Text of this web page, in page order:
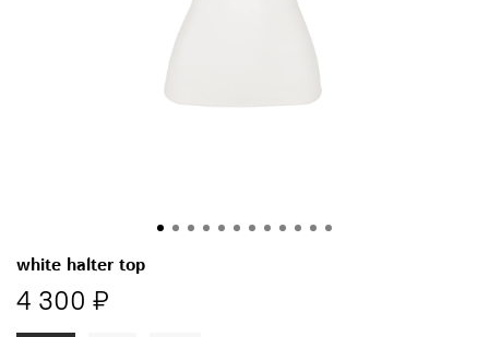
white halter top
4 300 ₽